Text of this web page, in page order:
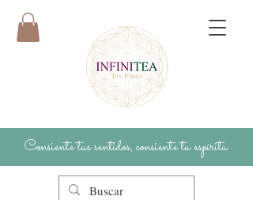
Consiente tus sentidos, consiente tu espíritu